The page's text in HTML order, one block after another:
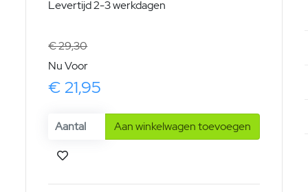
Levertijd 2-3 werkdagen
€ 29,30
Nu Voor
€ 21,95
Aan winkelwagen toevoegen